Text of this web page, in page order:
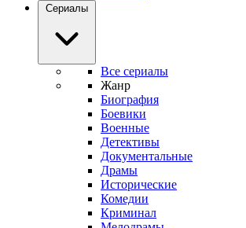
Сериалы
Все сериалы
Жанр
Биография
Боевики
Военные
Детективы
Документальные
Драмы
Исторические
Комедии
Криминал